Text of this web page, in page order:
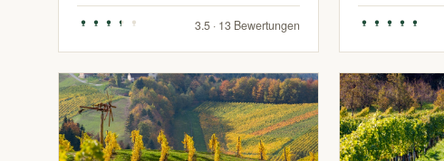
3.5 · 13 Bewertungen